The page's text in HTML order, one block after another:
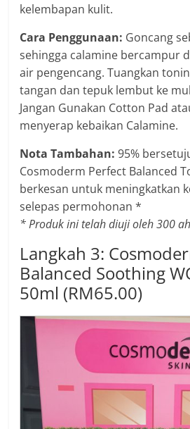
kelembapan kulit.
Cara Penggunaan: Goncang
sehingga calamine bercampur
air pengencang. Tuangkan
tangan dan tepuk lembut ke
Jangan Gunakan Cotton Pad
menyerap kebaikan Calamine.
Nota Tambahan: 95%
Cosmoderm Perfect Balanced
berkesan untuk meningkatkan
selepas permohonan *
* Produk ini telah diuji oleh 300
Langkah 3:
Balanced Soothing
50ml (RM65.00)